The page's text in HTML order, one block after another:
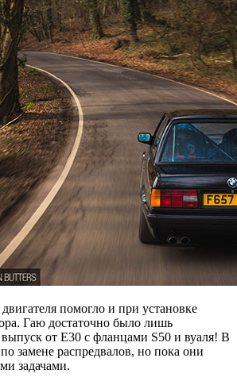
помогло и при установке
Гаю достаточно было лишь
от Е30 с фланцами S50 и вуаля! В
замене распредвалов, но пока они
задачами.